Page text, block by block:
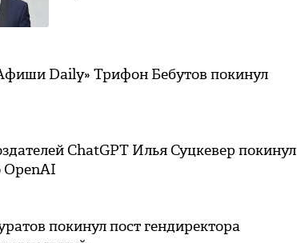
Daily» Трифон Бебутов покинул
ChatGPT Илья Суцкевер покинул
покинул пост гендиректора